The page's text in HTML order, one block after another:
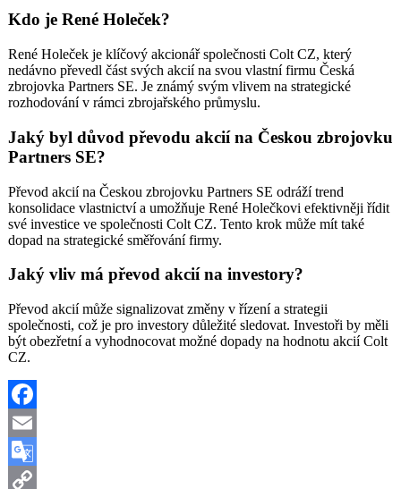
Kdo je René Holeček?
René Holeček je klíčový akcionář společnosti Colt CZ, který
nedávno převedl část svých akcií na svou vlastní firmu Česká
zbrojovka Partners SE. Je známý svým vlivem na strategické
rozhodování v rámci zbrojařského průmyslu.
Jaký byl důvod převodu akcií na Českou zbrojovku
Partners SE?
Převod akcií na Českou zbrojovku Partners SE odráží trend
konsolidace vlastnictví a umožňuje René Holečkovi efektivněji řídit
své investice ve společnosti Colt CZ. Tento krok může mít také
dopad na strategické směřování firmy.
Jaký vliv má převod akcií na investory?
Převod akcií může signalizovat změny v řízení a strategii
společnosti, což je pro investory důležité sledovat. Investoři by měli
být obezřetní a vyhodnocovat možné dopady na hodnotu akcií Colt
CZ.
Facebook
Email
Google